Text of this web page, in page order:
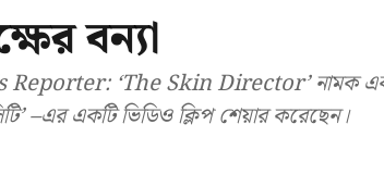
বন্যা
‘The Skin Director’ নামক এক
–এর একটি ভিডিও ক্লিপ শেয়ার করেছেন।